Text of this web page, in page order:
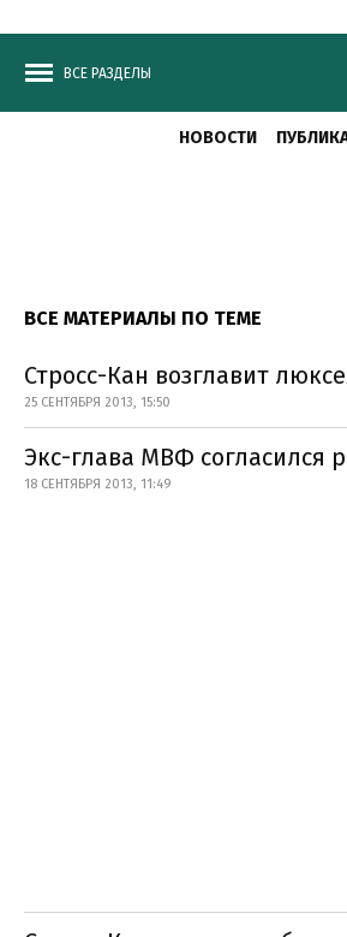
ВСЕ РАЗДЕЛЫ
НОВОСТИ
ВСЕ МАТЕРИАЛЫ ПО ТЕМЕ
Стросс-Кан возглавит
25 СЕНТЯБРЯ 2013, 15:50
Экс-глава МВФ согласился
18 СЕНТЯБРЯ 2013, 11:49